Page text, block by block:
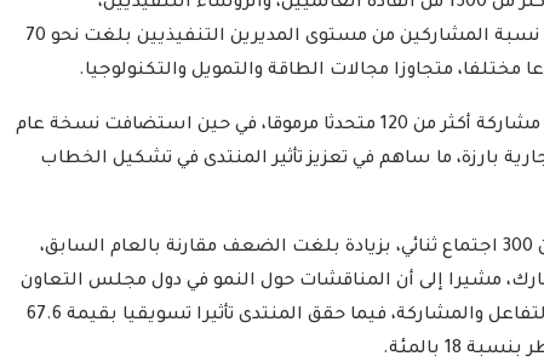
والمسؤولين الحكوميين، من 124 دولة، منوها إلى أن نسبة المشاركين من مستوى المديرين التنفيذيين بلغت نحو 70
ولفت في سياق متصل، إلى أن نسخة 2022 شهدت مشاركة أكثر من 120 متحدثا مرموقا، في حين استضافت نسخة عام
بارزة، ما ساهم في تعزيز تأثير المنتدى في تشكيل الخطاب
وأضاف أن النسخة السابقة شهدت تنظيم أكثر من 300 اجتماع ثنائي، بزيادة بلغت الضعف مقارنة بالعام السابق،
جلسات النقاش أكثر من 1000 مشارك، مشيرا إلى أن المناقشات حول النمو في دول مجلس التعاون
الخليجي والأسواق الناشئة قد ساهمت في تعزيز التفاعل والمشاركة، فيما حقق المنتدى تأثيرا تسويقيا بقيمة 67.6
بالمئة.
الدارسون باكاديمية اتحاد اذاعات
2022-02-16